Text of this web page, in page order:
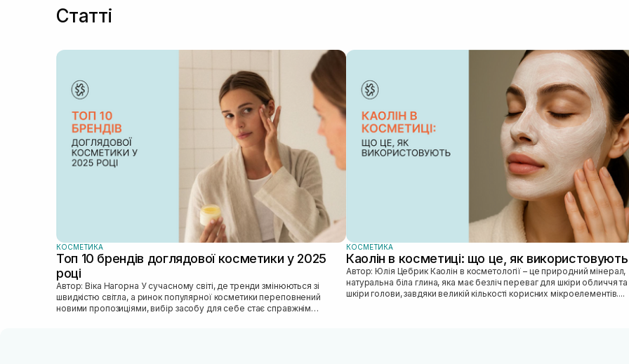
Статті
КОСМЕТИКА
Топ 10 брендів доглядової косметики у 2025
році
Автор: Віка Нагорна У сучасному світі, де тренди змінюються зі
швидкістю світла, а ринок популярної косметики переповнений
новими пропозиціями, вибір засобу для себе стає справжнім
КОСМЕТИКА
Каолін в косметиці: що це, як використовують
Автор: Юлія Цебрик Каолін в косметології – це природний мінерал,
натуральна біла глина, яка має безліч переваг для шкіри обличчя та
шкіри голови, завдяки великій кількості корисних мікроелементів....